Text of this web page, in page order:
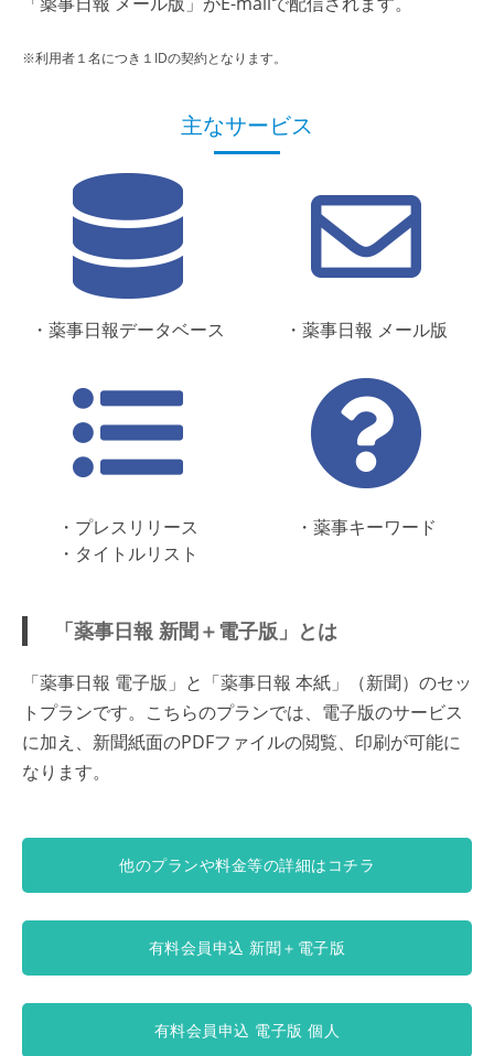
※利用者１名につき１IDの契約となります。
主なサービス
・薬事日報データベース ・薬事日報 メール版
・プレスリリース
・タイトルリスト
・薬事キーワード
「薬事日報 新聞＋電子版」とは
「薬事日報 電子版」と「薬事日報 本紙」（新聞）のセッ
トプランです。こちらのプランでは、電子版のサービス
に加え、新聞紙面のPDFファイルの閲覧、印刷が可能に
なります。
他のプランや料金等の詳細はコチラ
有料会員申込 新聞＋電子版
有料会員申込 電子版 個人